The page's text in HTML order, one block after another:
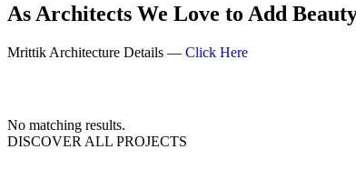
As Architects We Love to Add
Mrittik Architecture Details — Click Here
No matching results.
DISCOVER ALL PROJECTS